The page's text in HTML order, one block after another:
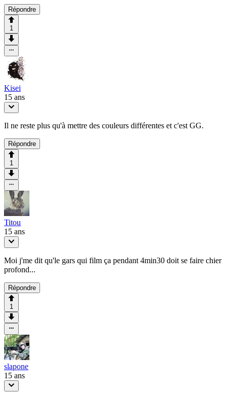
Répondre
1
Kisei
15 ans
Il ne reste plus qu'à mettre des couleurs différentes et c'est GG.
Répondre
1
Titou
15 ans
Moi j'me dit qu'le gars qui film ça pendant 4min30 doit se faire chier
profond...
Répondre
1
slapone
15 ans